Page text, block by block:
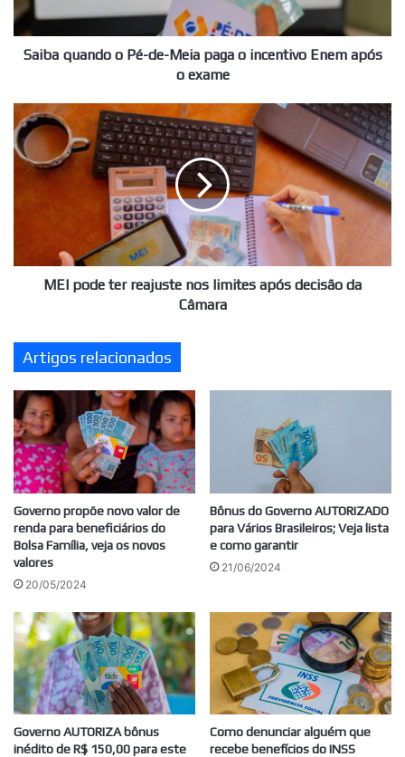
o
incentivo
Enem
exame
Saiba quando o Pé-de-Meia paga o incentivo Enem após
o exame
MEI
pode
ter
reajuste
nos
da
CâmaraMEI pode ter reajuste nos limites após decisão da
Câmara
Artigos relacionados
Governo propõe novo valor de
renda para beneficiários do
Bolsa Família, veja os novos
valores
20/05/2024
Bônus do Governo AUTORIZADO
para Vários Brasileiros; Veja lista
e como garantir
21/06/2024
Governo AUTORIZA bônus
inédito de R$ 150,00 para este
Como denunciar alguém que
recebe benefícios do INSS